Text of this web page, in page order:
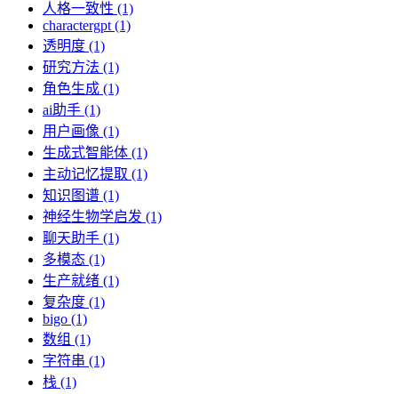
人格一致性 (1)
charactergpt (1)
透明度 (1)
研究方法 (1)
角色生成 (1)
ai助手 (1)
用户画像 (1)
生成式智能体 (1)
主动记忆提取 (1)
知识图谱 (1)
神经生物学启发 (1)
聊天助手 (1)
多模态 (1)
生产就绪 (1)
复杂度 (1)
bigo (1)
数组 (1)
字符串 (1)
栈 (1)